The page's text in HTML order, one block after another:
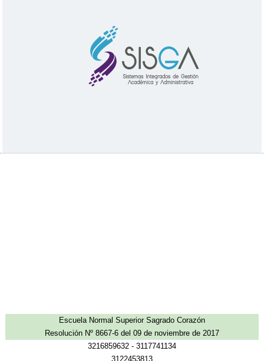
Escuela Normal Superior Sagrado Corazón
Resolución Nº 8667-6 del 09 de noviembre de 2017
3216859632 - 3117741134
3122453813